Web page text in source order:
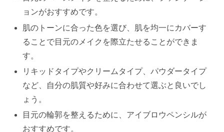
ョンがおすすめです。
肌のトーンに合った色を選び、肌を均一にカバーす
ることで目元のメイクを際立たせることができま
す。
リキッドタイプやクリームタイプ、パウダータイプ
など、自分の肌質や好みに合わせて選ぶと良いでし
ょう。
目元の輪郭を整えるために、アイブロウペンシルが
おすすめです。